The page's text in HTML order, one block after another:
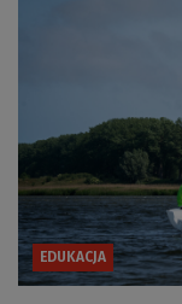
EDUKACJA